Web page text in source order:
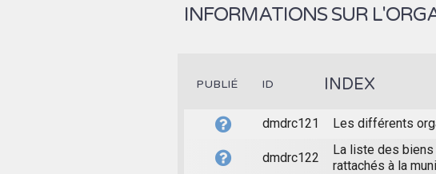
INFORMATIONS SUR
PUBLIÉ ID INDEX
dmdrc121 Les différents
dmdrc122
La liste des biens
rattachés à la